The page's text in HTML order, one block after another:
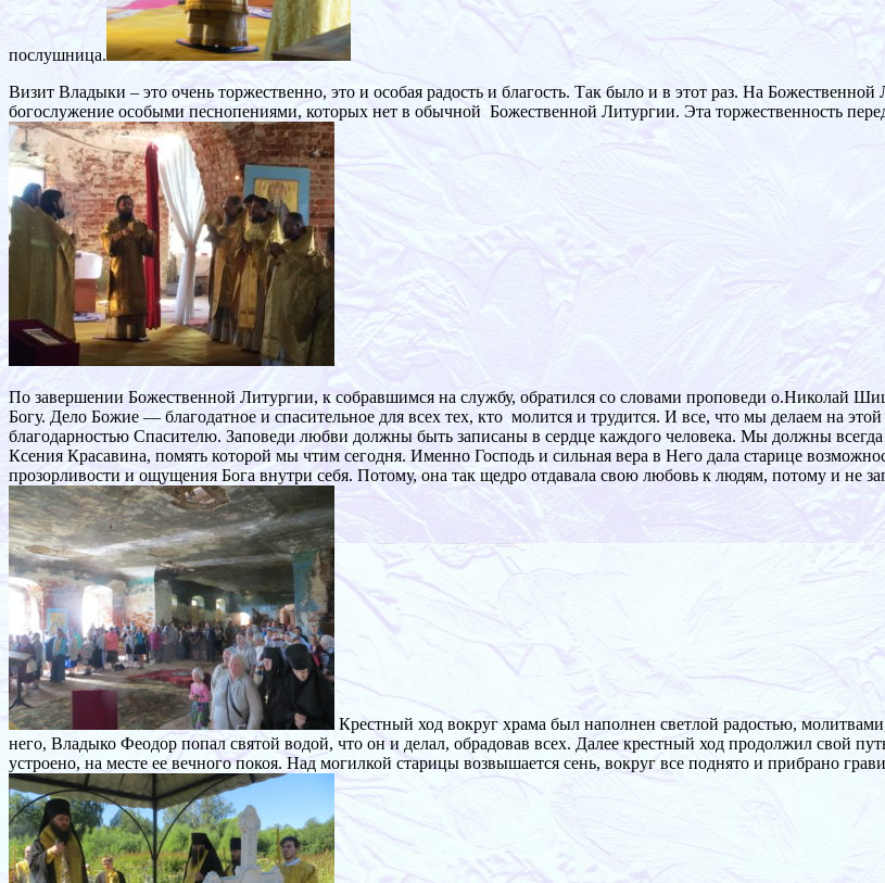
послушница.
Визит Владыки – это очень торжественно, это и особая радость и благость. Так было и в этот раз. На
богослужение особыми песнопениями, которых нет в обычной Божественной Литургии. Эта торжественность
По завершении Божественной Литургии, к собравшимся на службу, обратился со словами проповеди о.Николай
Богу. Дело Божие — благодатное и спасительное для всех тех, кто молится и трудится. И все, что мы делаем на
благодарностью Спасителю. Заповеди любви должны быть записаны в сердце каждого человека. Мы должны
Ксения Красавина, помять которой мы чтим сегодня. Именно Господь и сильная вера в Него дала старице
прозорливости и ощущения Бога внутри себя. Потому, она так щедро отдавала свою любовь к людям, потому и не
Крестный ход вокруг храма был наполнен светлой радостью,
него, Владыко Феодор попал святой водой, что он и делал, обрадовав всех. Далее крестный ход продолжил свой
устроено, на месте ее вечного покоя. Над могилкой старицы возвышается сень, вокруг все поднято и прибрано